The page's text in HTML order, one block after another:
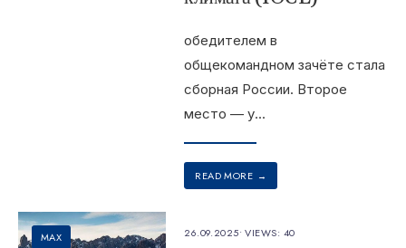
обедителем в
общекомандном зачёте стала
сборная России. Второе
место — у...
READ MORE →
MAX 26.09.2025•VIEWS: 40